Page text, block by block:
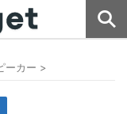
ーカー >